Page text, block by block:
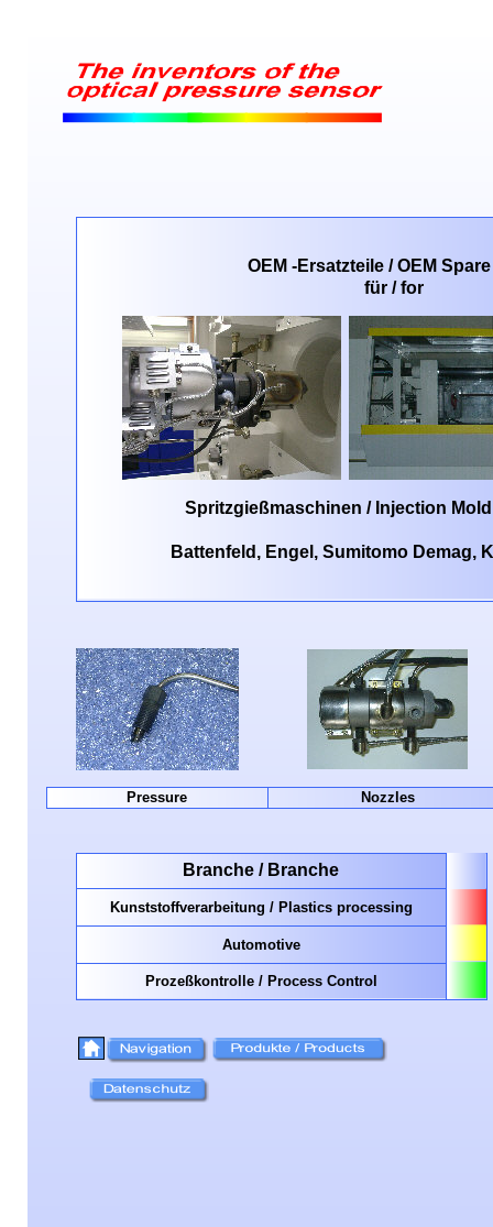
OEM -Ersatzteile / OEM
für / for
Spritzgießmaschinen / Injection
Battenfeld, Engel, Sumitomo Demag,
Branche / Branche
Kunststoffverarbeitung / Plastics processing
Automotive
Prozeßkontrolle / Process Control
Pressure Nozzles